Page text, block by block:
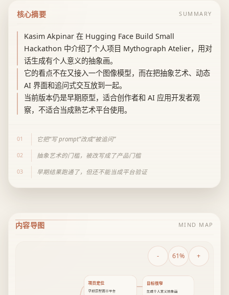
核心摘要 SUMMARY
Kasim Akpinar 在 Hugging Face Build Small
Hackathon 中介绍了个人项目 Mythograph Atelier，用对
话生成有个人意义的抽象画。
它的看点不在又接入一个图像模型，而在把抽象艺术、动态
AI 界面和追问式交互放到一起。
当前版本仍是早期原型，适合创作者和 AI 应用开发者观
察，不适合当成熟艺术平台使用。
01 它把“写 prompt”改成“被追问”
02 抽象艺术的门槛，被改写成了产品门槛
03 早期结果跑通了，但还不能当成平台验证
内容导图 MIND MAP
- 61% +
项目定位
早期原型而非平台
目标很窄
生成个人意义抽象画